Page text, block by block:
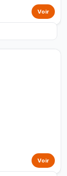
Voir
Voir